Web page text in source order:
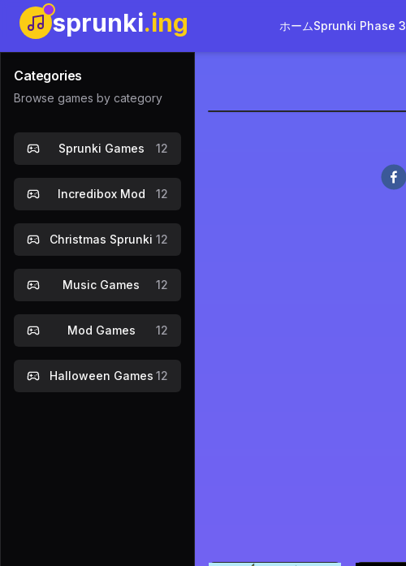
sprunki.ing ホームSprunki Phase 3
Categories
Browse games by category
Sprunki Games 12
Incredibox Mod 12
Christmas Sprunki 12
Music Games 12
Mod Games 12
Halloween Games 12